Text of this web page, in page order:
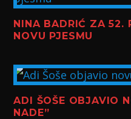
NINA BADRIĆ ZA 52.
NOVU PJESMU
ADI ŠOŠE OBJAVIO
NADE”